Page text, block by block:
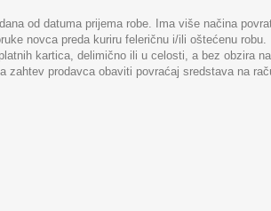
od datuma prijema robe. Ima više načina
novca preda kuriru feleričnu i/ili oštećenu robu.
kartica, delimično ili u celosti, a bez obzira
prodavca obaviti povraćaj sredstava na